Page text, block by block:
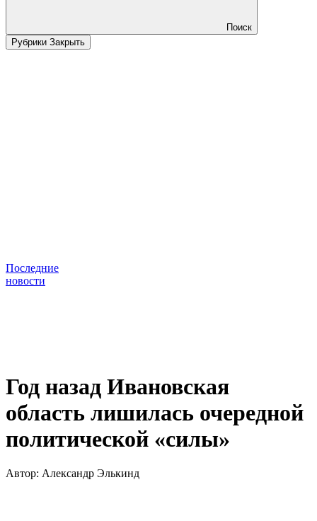
Поиск
Рубрики Закрыть
Последние
новости
Год назад Ивановская
область лишилась очередной
политической «силы»
Автор: Александр Элькинд